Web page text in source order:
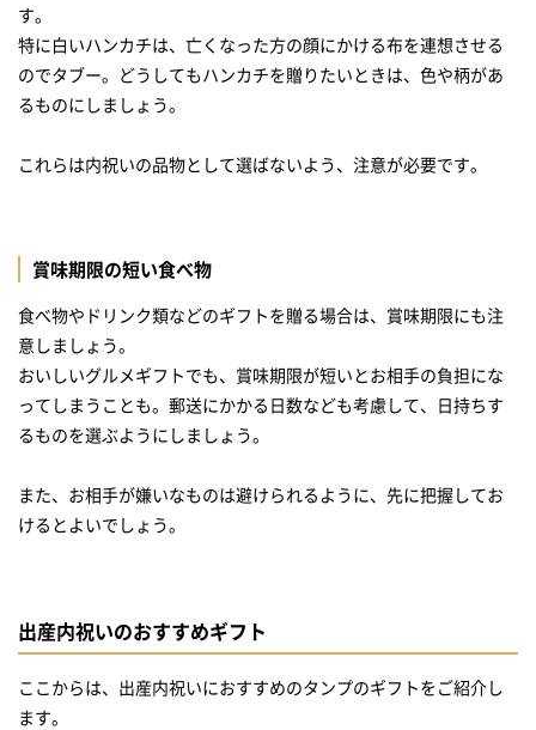
す。
特に白いハンカチは、亡くなった方の顔にかける布を連想させる
のでタブー。どうしてもハンカチを贈りたいときは、色や柄があ
るものにしましょう。
これらは内祝いの品物として選ばないよう、注意が必要です。
賞味期限の短い食べ物
食べ物やドリンク類などのギフトを贈る場合は、賞味期限にも注
意しましょう。
おいしいグルメギフトでも、賞味期限が短いとお相手の負担にな
ってしまうことも。郵送にかかる日数なども考慮して、日持ちす
るものを選ぶようにしましょう。
また、お相手が嫌いなものは避けられるように、先に把握してお
けるとよいでしょう。
出産内祝いのおすすめギフト
ここからは、出産内祝いにおすすめのタンプのギフトをご紹介し
ます。